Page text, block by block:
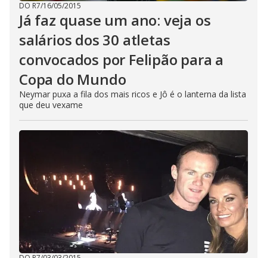
DO R7/16/05/2015
Já faz quase um ano: veja os
salários dos 30 atletas
convocados por Felipão para a
Copa do Mundo
Neymar puxa a fila dos mais ricos e Jô é o lanterna da lista
que deu vexame